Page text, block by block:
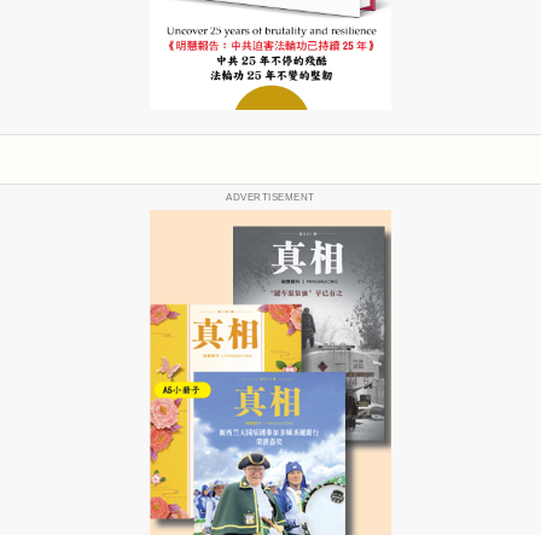
ADVERTISEMENT